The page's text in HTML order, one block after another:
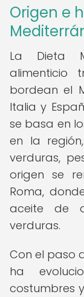
Origen e
La Dieta
alimenticio
bordean el
Italia y
se basa en
en la
verduras,
origen se
Roma,
aceite de
verduras.
Con el paso
ha
costumbres